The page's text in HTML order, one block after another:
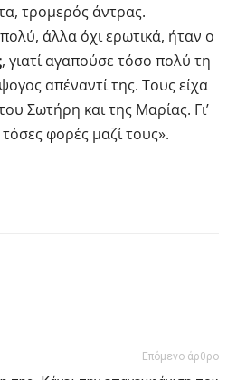
τρομερός άντρας.
άλλα όχι ερωτικά, ήταν ο
, γιατί αγαπούσε τόσο πολύ τη
απέναντί της. Τους είχα
Σωτήρη και της Μαρίας. Γι’
φορές μαζί τους».
Επόμενο άρθρο